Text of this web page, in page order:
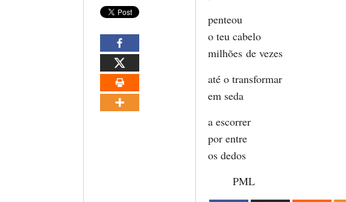
penteou
o teu cabelo
milhões de vezes
até o transformar
em seda
a escorrer
por entre
os dedos
PML